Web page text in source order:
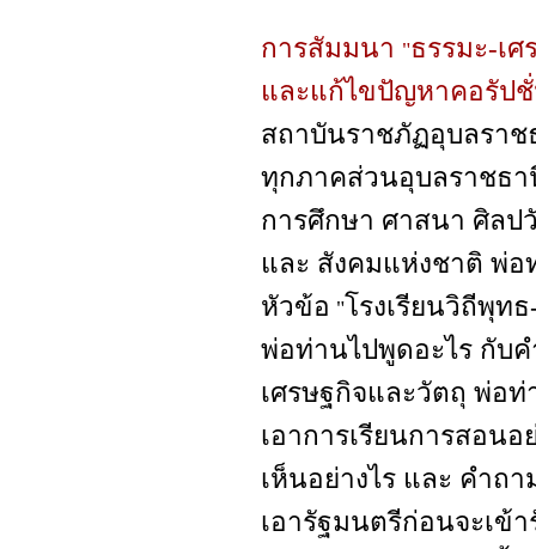
การสัมมนา "ธรรมะ-เ
และแก้ไขปัญหาคอรัป
สถาบันราชภัฏอุบลรา
ทุกภาคส่วนอุบลราชธ
การศึกษา ศาสนา ศิลป
และ สังคมแห่งชาติ พ่
หัวข้อ "โรงเรียนวิถีพุท
พ่อท่านไปพูดอะไร กับ
เศรษฐกิจและวัตถุ พ่อท่
เอาการเรียนการสอน
เห็นอย่างไร และ คำถ
เอารัฐมนตรีก่อนจะเข้